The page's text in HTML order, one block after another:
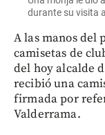
durante su visita
A las manos del
camisetas de
del hoy alcalde
recibió una
firmada por
Valderrama.